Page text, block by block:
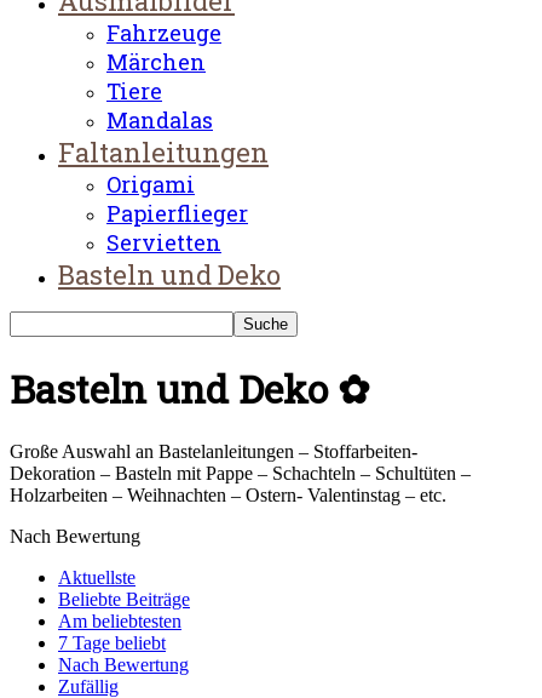
Fahrzeuge
Märchen
Tiere
Mandalas
Faltanleitungen
Origami
Papierflieger
Servietten
Basteln und Deko
Basteln und Deko ✿
Große Auswahl an Bastelanleitungen – Stoffarbeiten-
Dekoration – Basteln mit Pappe – Schachteln – Schultüten –
Holzarbeiten – Weihnachten – Ostern- Valentinstag – etc.
Nach Bewertung
Aktuellste
Beliebte Beiträge
Am beliebtesten
7 Tage beliebt
Nach Bewertung
Zufällig